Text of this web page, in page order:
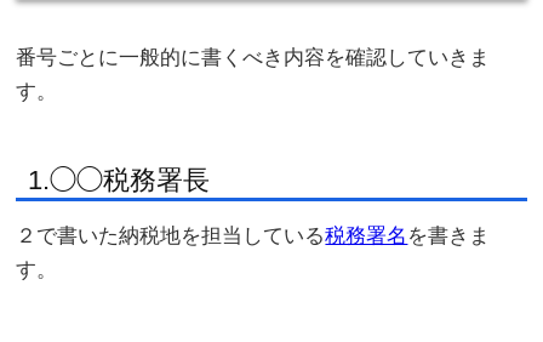
番号ごとに一般的に書くべき内容を確認していきま
す。
1.◯◯税務署長
２で書いた納税地を担当している税務署名 を書きま
す。